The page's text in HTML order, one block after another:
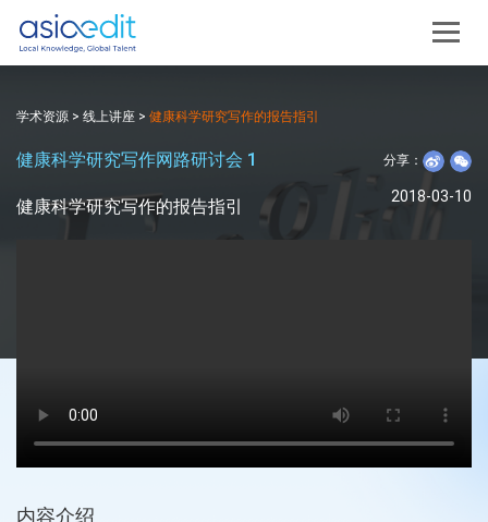
学术资源 > 线上讲座 > 健康科学研究写作的报告指引
健康科学研究写作网路研讨会 1 分享：
健康科学研究写作的报告指引 2018-03-10
内容介绍